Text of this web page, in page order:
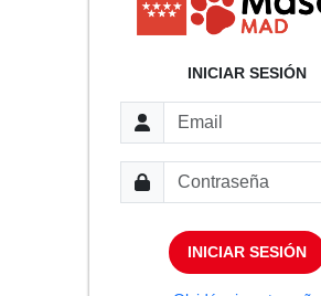
INICIAR SESIÓN
INICIAR SESIÓN